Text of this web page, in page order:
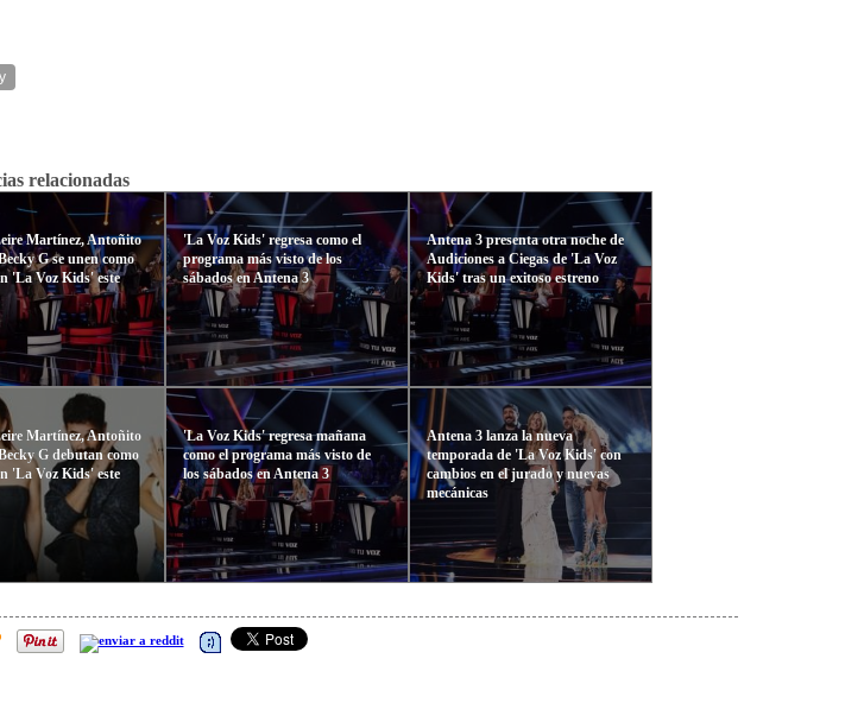
relacionadas
Martínez, Antoñito
G se unen como
'La Voz Kids' este
Martínez, Antoñito
G debutan como
'La Voz Kids' este
'La Voz Kids' regresa como el
programa más visto de los
sábados en Antena 3
'La Voz Kids' regresa mañana
como el programa más visto de
los sábados en Antena 3
Antena 3 presenta otra noche de
Audiciones a Ciegas de 'La Voz
Kids' tras un exitoso estreno
Antena 3 lanza la nueva
temporada de 'La Voz Kids' con
cambios en el jurado y nuevas
mecánicas